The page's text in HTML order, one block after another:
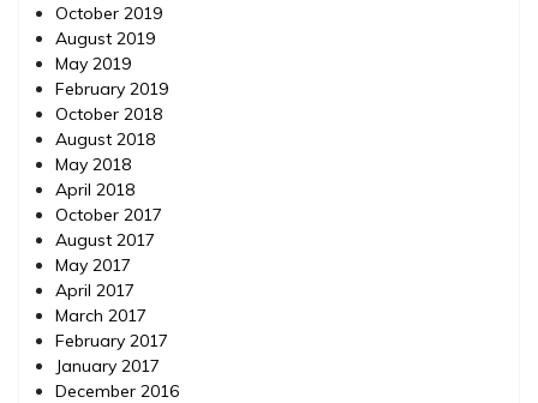
October 2019
August 2019
May 2019
February 2019
October 2018
August 2018
May 2018
April 2018
October 2017
August 2017
May 2017
April 2017
March 2017
February 2017
January 2017
December 2016